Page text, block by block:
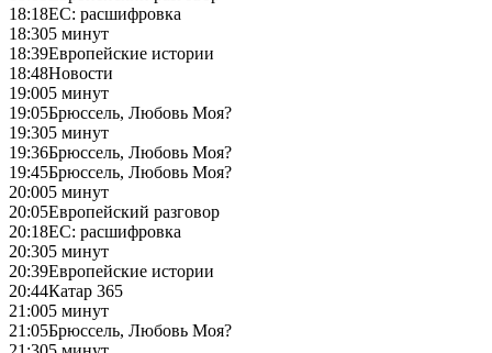
18:18ЕС: расшифровка
18:305 минут
18:39Европейские истории
18:48Новости
19:005 минут
19:05Брюссель, Любовь Моя?
19:305 минут
19:36Брюссель, Любовь Моя?
19:45Брюссель, Любовь Моя?
20:005 минут
20:05Европейский разговор
20:18ЕС: расшифровка
20:305 минут
20:39Европейские истории
20:44Катар 365
21:005 минут
21:05Брюссель, Любовь Моя?